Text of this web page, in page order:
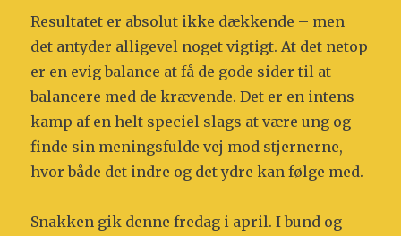
Resultatet er absolut ikke dækkende – men
det antyder alligevel noget vigtigt. At det netop
er en evig balance at få de gode sider til at
balancere med de krævende. Det er en intens
kamp af en helt speciel slags at være ung og
finde sin meningsfulde vej mod stjernerne,
hvor både det indre og det ydre kan følge med.
Snakken gik denne fredag i april. I bund og